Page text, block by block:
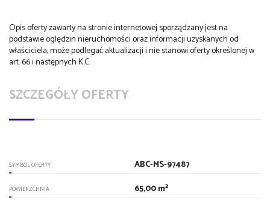
Opis oferty zawarty na stronie internetowej sporządzany jest na
podstawie oględzin nieruchomości oraz informacji uzyskanych od
właściciela, może podlegać aktualizacji i nie stanowi oferty określonej w
art. 66 i następnych K.C.
SZCZEGÓŁY OFERTY
SYMBOL OFERTY ABC-MS-97487
POWIERZCHNIA 65,00 m²